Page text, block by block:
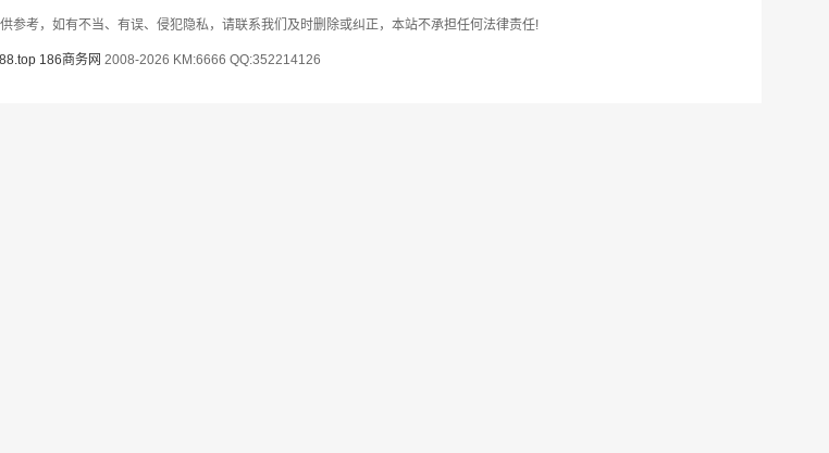
参考，如有不当、有误、侵犯隐私，请联系我们及时删除或纠正，本站不承担任何法律责任!
186商务网 2008-2026 KM:6666 QQ:352214126